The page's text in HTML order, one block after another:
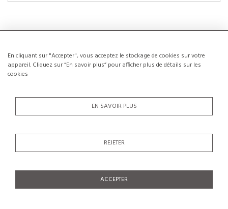
En cliquant sur "Accepter", vous acceptez le stockage de cookies sur votre
appareil. Cliquez sur “En savoir plus” pour afficher plus de détails sur les
cookies
EN SAVOIR PLUS
REJETER
ACCEPTER
NOUVEAUX CLIENTS
La création d’un compte a de nombreux avantages: sauvegarder la liste de vos
CRÉER UN COMPTE